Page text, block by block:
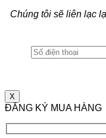
Chúng tôi sẽ liên lạc
X
ĐĂNG KÝ MUA HÀNG